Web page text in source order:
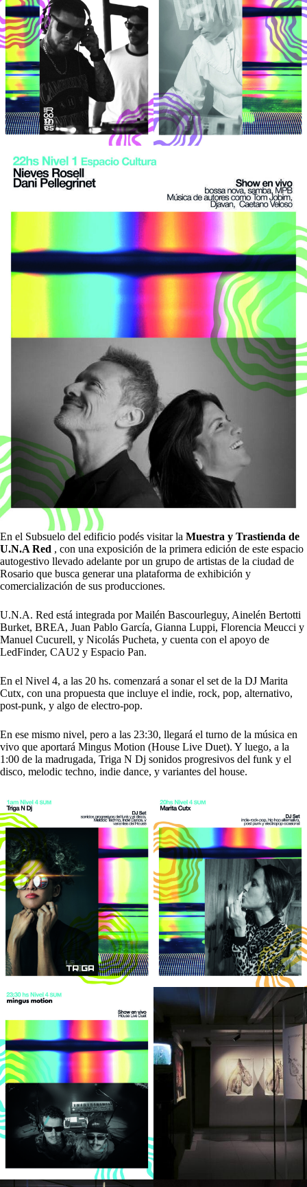
En el Subsuelo del edificio podés visitar la Muestra y Trastienda de
U.N.A Red , con una exposición de la primera edición de este espacio
autogestivo llevado adelante por un grupo de artistas de la ciudad de
Rosario que busca generar una plataforma de exhibición y
comercialización de sus producciones.
U.N.A. Red está integrada por Mailén Bascourleguy, Ainelén Bertotti
Burket, BREA, Juan Pablo García, Gianna Luppi, Florencia Meucci y
Manuel Cucurell, y Nicolás Pucheta, y cuenta con el apoyo de
LedFinder, CAU2 y Espacio Pan.
En el Nivel 4, a las 20 hs. comenzará a sonar el set de la DJ Marita
Cutx, con una propuesta que incluye el indie, rock, pop, alternativo,
post-punk, y algo de electro-pop.
En ese mismo nivel, pero a las 23:30, llegará el turno de la música en
vivo que aportará Mingus Motion (House Live Duet). Y luego, a la
1:00 de la madrugada, Triga N Dj sonidos progresivos del funk y el
disco, melodic techno, indie dance, y variantes del house.